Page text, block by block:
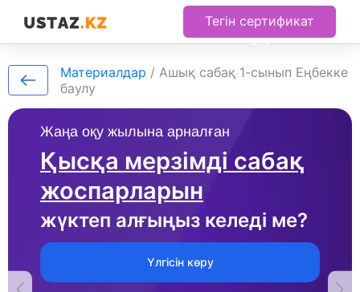
Тегін сертификат
алу
Жаңа оқу жылына арналған
Қысқа мерзімді сабақ
жоспарларын
жүктеп алғыңыз келеді ме?
Үлгісін көру
Материалдар / Ашық сабақ 1-сынып Еңбекке
баулу